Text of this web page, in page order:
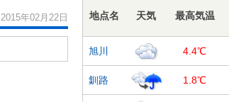
2015年02月22日 地点名 天気 最高気温
旭川 4.4℃
釧路 1.8℃